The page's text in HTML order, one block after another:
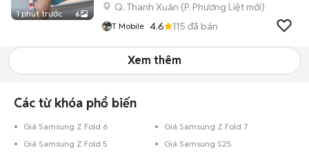
1 phút trước 6
Q. Thanh Xuân (P. Phương Liệt mới)
T Mobile 4.6 115 đã bán
Xem thêm
Các từ khóa phổ biến
Giá Samsung Z Fold 6
Giá Samsung Z Fold 7
Giá Samsung Z Fold 5
Giá Samsung S25